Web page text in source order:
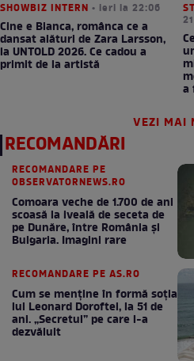
SHOWBIZ INTERN • ieri la 22:06
Cine e Bianca, românca ce a
dansat alături de Zara Larsson,
la UNTOLD 2026. Ce cadou a
primit de la artistă
a
VEZI MAI
RECOMANDĂRI
RECOMANDARE PE
OBSERVATORNEWS.RO
Comoara veche de 1.700 de ani
scoasă la iveală de seceta de
pe Dunăre, între România şi
Bulgaria. Imagini rare
RECOMANDARE PE AS.RO
Cum se menţine în formă soţia
lui Leonard Doroftei, la 51 de
ani. „Secretul” pe care l-a
dezvăluit